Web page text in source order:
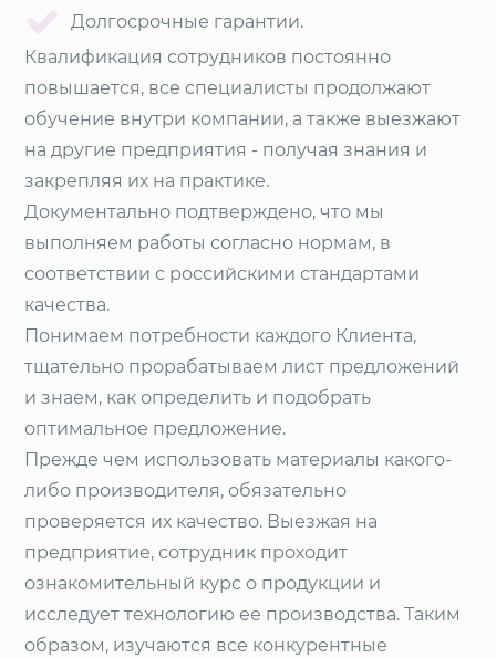
Долгосрочные гарантии.
Квалификация сотрудников постоянно
повышается, все специалисты продолжают
обучение внутри компании, а также выезжают
на другие предприятия - получая знания и
закрепляя их на практике.
Документально подтверждено, что мы
выполняем работы согласно нормам, в
соответствии с российскими стандартами
качества.
Понимаем потребности каждого Клиента,
тщательно прорабатываем лист предложений
и знаем, как определить и подобрать
оптимальное предложение.
Прежде чем использовать материалы какого-
либо производителя, обязательно
проверяется их качество. Выезжая на
предприятие, сотрудник проходит
ознакомительный курс о продукции и
исследует технологию ее производства. Таким
образом, изучаются все конкурентные